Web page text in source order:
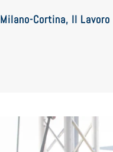
Milano-Cortina, Il